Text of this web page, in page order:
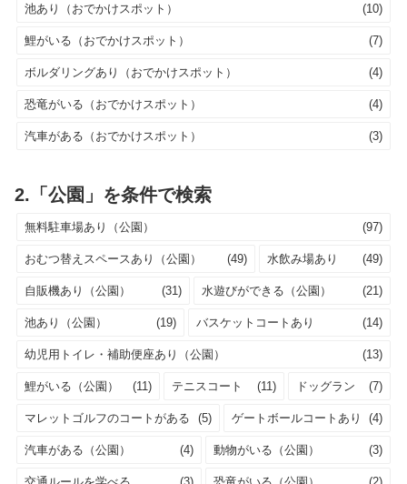
池あり（おでかけスポット） (10)
鯉がいる（おでかけスポット） (7)
ボルダリングあり（おでかけスポット） (4)
恐竜がいる（おでかけスポット） (4)
汽車がある（おでかけスポット） (3)
2.「公園」を条件で検索
無料駐車場あり（公園） (97)
おむつ替えスペースあり（公園） (49) 水飲み場あり (49)
自販機あり（公園） (31) 水遊びができる（公園） (21)
池あり（公園） (19) バスケットコートあり (14)
幼児用トイレ・補助便座あり（公園） (13)
鯉がいる（公園） (11) テニスコート (11) ドッグラン (7)
マレットゴルフのコートがある (5) ゲートボールコートあり (4)
汽車がある（公園） (4) 動物がいる（公園） (3)